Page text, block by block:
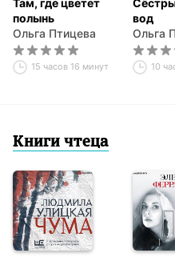
Там, где цветет
полынь
Ольга Птицева
15 часов 16 минут
вод
Ольга
10
Книги чтеца